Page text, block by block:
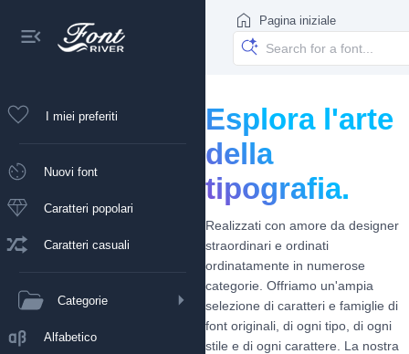
I miei preferiti
Nuovi font
Caratteri popolari
Caratteri casuali
Categorie
Alfabetico
Pagina iniziale
Esplora l'arte
della
tipografia.
Realizzati con amore da designer
straordinari e ordinati
ordinatamente in numerose
categorie. Offriamo un'ampia
selezione di caratteri e famiglie di
font originali, di ogni tipo, di ogni
stile e di ogni carattere. La nostra